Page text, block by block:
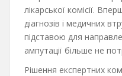
лікарської комісії.
діагнозів і медичних
підставою для
ампутації більше не
Рішення експертних